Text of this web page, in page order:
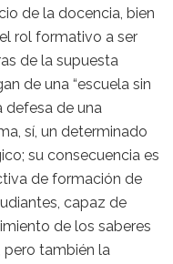
de la docencia, bien
rol formativo a ser
de la supuesta
de una “escuela sin
defesa de una
sí, un determinado
su consecuencia es
de formación de
capaz de
de los saberes
pero también la